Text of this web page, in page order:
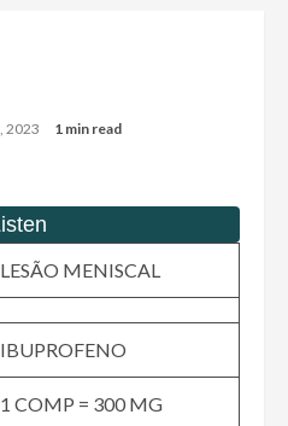
2023 1 min read
LESÃO MENISCAL
IBUPROFENO
1 COMP = 300 MG